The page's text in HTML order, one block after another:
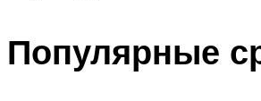
Популярные